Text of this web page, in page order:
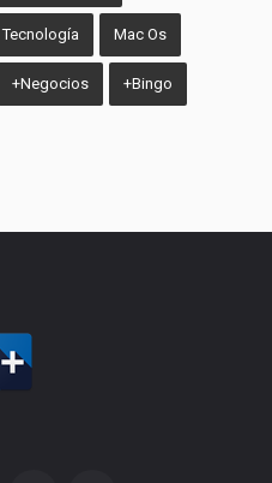
Tecnología Mac Os
+Negocios +Bingo